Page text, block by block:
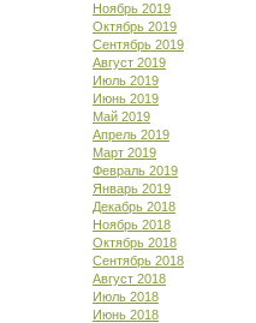
Ноябрь 2019
Октябрь 2019
Сентябрь 2019
Август 2019
Июль 2019
Июнь 2019
Май 2019
Апрель 2019
Март 2019
Февраль 2019
Январь 2019
Декабрь 2018
Ноябрь 2018
Октябрь 2018
Сентябрь 2018
Август 2018
Июль 2018
Июнь 2018